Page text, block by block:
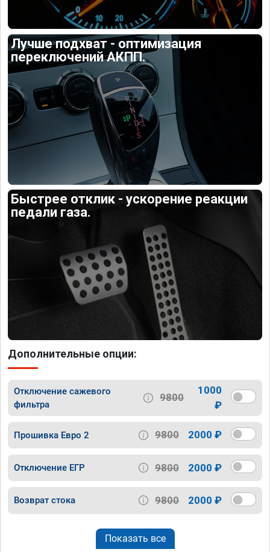
Лучше подхват - оптимизация
переключений АКПП.
Быстрее отклик - ускорение реакции
педали газа.
Дополнительные опции:
Отключение сажевого
фильтра
9800
1000
₽
Прошивка Евро 2 9800 2000 ₽
Отключение ЕГР 9800 2000 ₽
Возврат стока 9800 2000 ₽
Показать все